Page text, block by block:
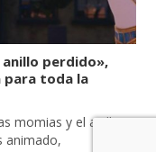
anillo perdido»,
para toda la
momias y el anillo
animado,